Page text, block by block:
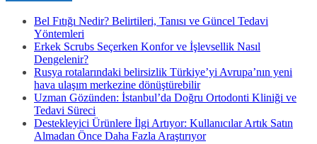
Bel Fıtığı Nedir? Belirtileri, Tanısı ve Güncel Tedavi
Yöntemleri
Erkek Scrubs Seçerken Konfor ve İşlevsellik Nasıl
Dengelenir?
Rusya rotalarındaki belirsizlik Türkiye’yi Avrupa’nın yeni
hava ulaşım merkezine dönüştürebilir
Uzman Gözünden: İstanbul’da Doğru Ortodonti Kliniği ve
Tedavi Süreci
Destekleyici Ürünlere İlgi Artıyor: Kullanıcılar Artık Satın
Almadan Önce Daha Fazla Araştırıyor